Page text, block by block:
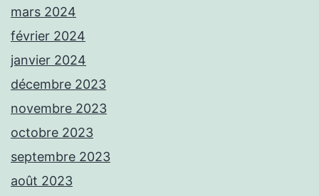
mars 2024
février 2024
janvier 2024
décembre 2023
novembre 2023
octobre 2023
septembre 2023
août 2023